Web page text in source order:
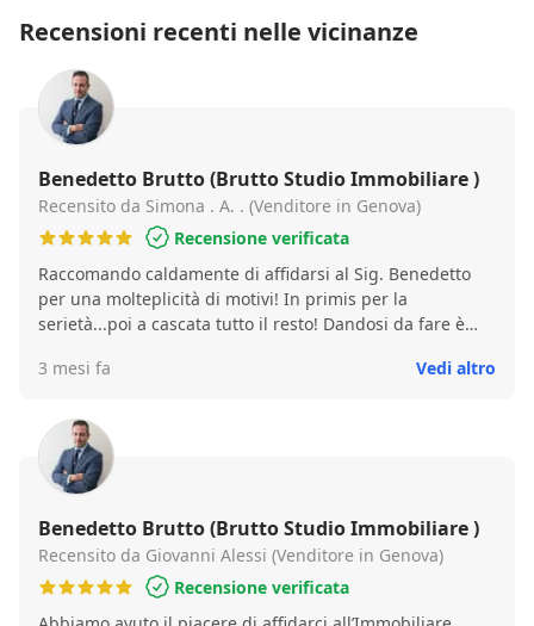
Recensioni recenti nelle vicinanze
Benedetto Brutto (Brutto Studio Immobiliare )
Recensito da Simona . A. . (Venditore in Genova)
Recensione verificata
Raccomando caldamente di affidarsi al Sig. Benedetto
per una molteplicità di motivi! In primis per la
serietà...poi a cascata tutto il resto! Dandosi da fare è
mesi...unico nel suo campo! Mi piace elogiare le persone
tutti gli aspetti! Complimenti davvero di cuore! Alla
prossima occasione
3 mesi fa Vedi altro
Benedetto Brutto (Brutto Studio Immobiliare )
Recensito da Giovanni Alessi (Venditore in Genova)
Recensione verificata